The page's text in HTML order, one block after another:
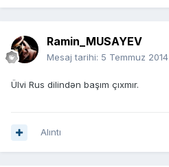
Ramin_MUSAYEV
Mesaj tarihi: 5 Temmuz 2014
Ülvi Rus dilindən başım çıxmır.
Alıntı